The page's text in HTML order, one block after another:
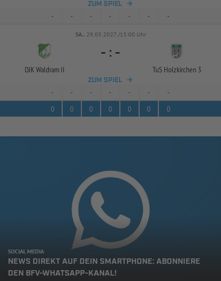
ZUM SPIEL
- - - - - - -
SA.. 29.05.2027 /15:00 Uhr
DJK Waldram II
- : -
TuS Holzkirchen 3
ZUM SPIEL
- - - - - -
-
0
0 0 0 0 0 0
SOCIAL MEDIA
NEWS DIREKT AUF DEIN SMARTPHONE: ABONNIERE
DEN BFV-WHATSAPP-KANAL!